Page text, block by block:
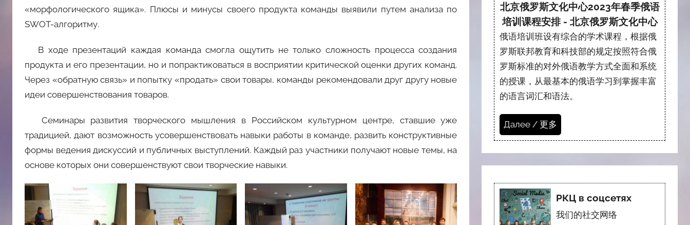
«морфологического ящика». Плюсы и минусы своего продукта команды выявили путем анализа по
SWOT-алгоритму.
В ходе презентаций каждая команда смогла ощутить не только сложность процесса создания
продукта и его презентации, но и попрактиковаться в восприятии критической оценки других команд.
Через «обратную связь» и попытку «продать» свои товары, команды рекомендовали друг другу новые
идеи совершенствования товаров.
Семинары развития творческого мышления в Российском культурном центре, ставшие уже
традицией, дают возможность усовершенствовать навыки работы в команде, развить конструктивные
формы ведения дискуссий и публичных выступлений. Каждый раз участники получают новые темы, на
основе которых они совершенствуют свои творческие навыки.
北京俄罗斯文化中心2023年春季俄语
培训课程安排 - 北京俄罗斯文化中心
俄语培训班设有综合的学术课程，根据俄
罗斯联邦教育和科技部的规定按照符合俄
罗斯标准的对外俄语教学方式全面和系统
的授课，从最基本的俄语学习到掌握丰富
的语言词汇和语法。
Далее / 更多
РКЦ в соцсетях
我们的社交网络